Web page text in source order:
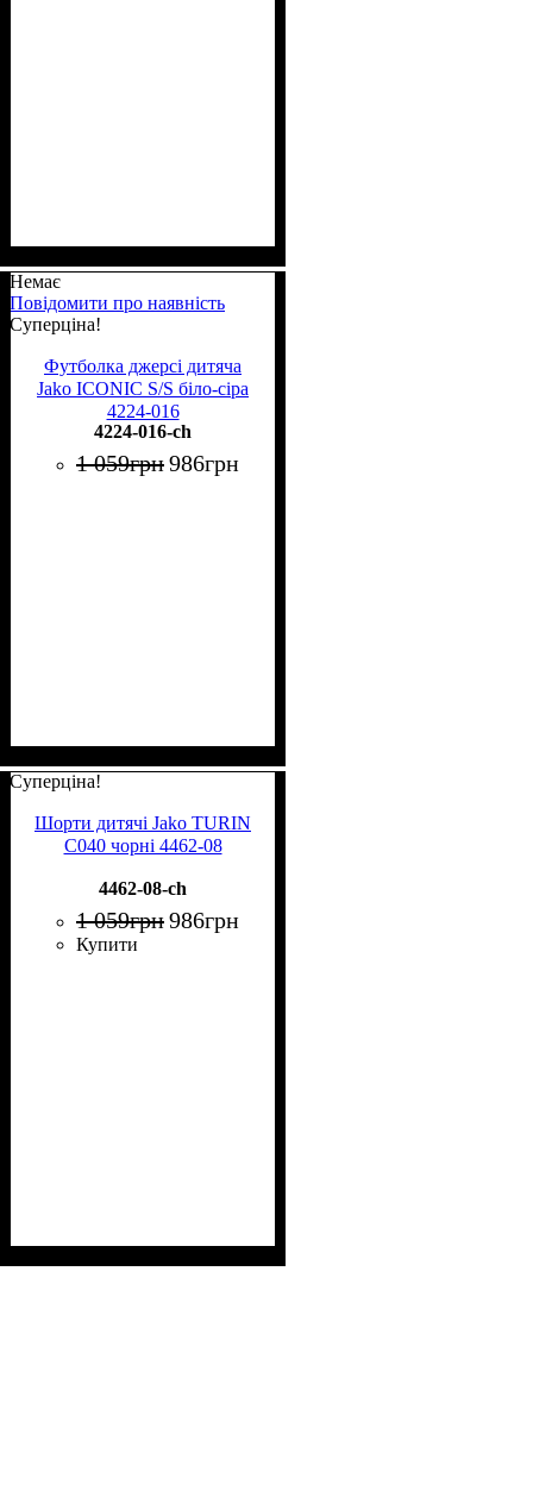
Немає
Повідомити про наявність
Суперціна!
Футболка джерсі дитяча
Jako ICONIC S/S біло-сіра
4224-016
4224-016-ch
1 059грн986грн
Суперціна!
Шорти дитячі Jako TURIN
C040 чорні 4462-08
4462-08-ch
1 059грн986грн
Купити